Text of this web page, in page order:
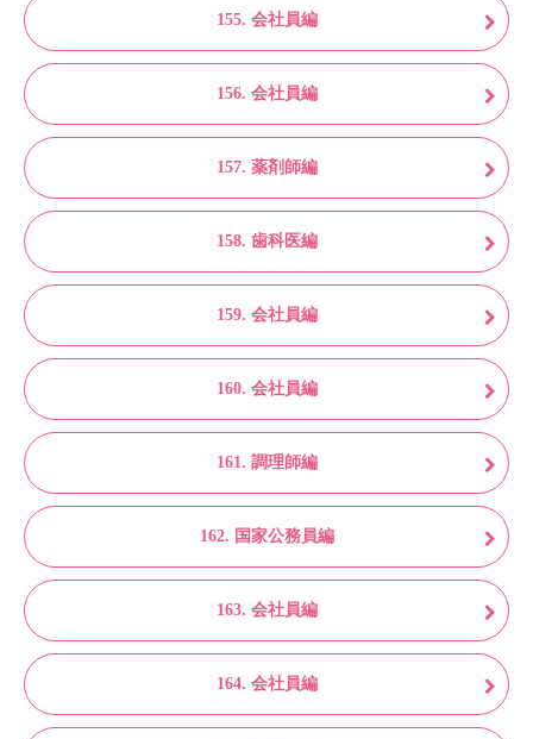
155. 会社員編
156. 会社員編
157. 薬剤師編
158. 歯科医編
159. 会社員編
160. 会社員編
161. 調理師編
162. 国家公務員編
163. 会社員編
164. 会社員編